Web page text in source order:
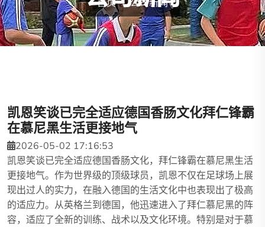
首页 公司新闻
凯恩笑谈已完全适应德国香肠文化拜仁锋霸
在慕尼黑生活更接地气
2026-05-02 17:16:53
凯恩笑谈已完全适应德国香肠文化，拜仁锋霸在慕尼黑生活
更接地气。作为世界级的顶级球员，凯恩不仅在足球场上展
现出过人的实力，在融入德国的生活文化中也表现出了极高
的适应力。从英格兰到德国，他迅速进入了拜仁慕尼黑的阵
容，适应了全新的训练、战术以及文化环境。特别是对于慕